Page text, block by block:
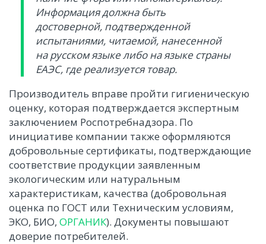
Информация должна быть
достоверной, подтвержденной
испытаниями, читаемой, нанесенной
на русском языке либо на языке страны
ЕАЭС, где реализуется товар.
Производитель вправе пройти гигиеническую
оценку, которая подтверждается экспертным
заключением Роспотребнадзора. По
инициативе компании также оформляются
добровольные сертификаты, подтверждающие
соответствие продукции заявленным
экологическим или натуральным
характеристикам, качества (добровольная
оценка по ГОСТ или Техническим условиям,
ЭКО, БИО, ОРГАНИК). Документы повышают
доверие потребителей.